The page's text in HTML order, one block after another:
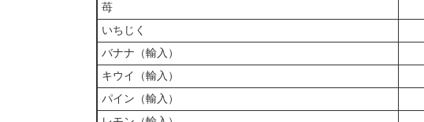
苺
いちじく
バナナ（輸入）
キウイ（輸入）
パイン（輸入）